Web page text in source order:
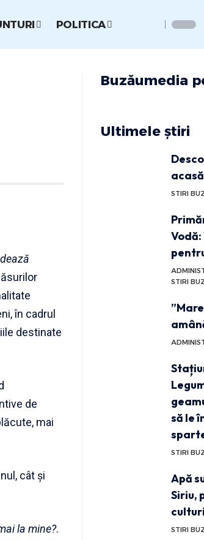
POLITICA
în cadrul
destinate
de
mai
cât şi
la mine?.
Buzăumedia
Ultimele știri
STIRI
STIRI
să le
STIRI
Apă
Siriu,
STIRI